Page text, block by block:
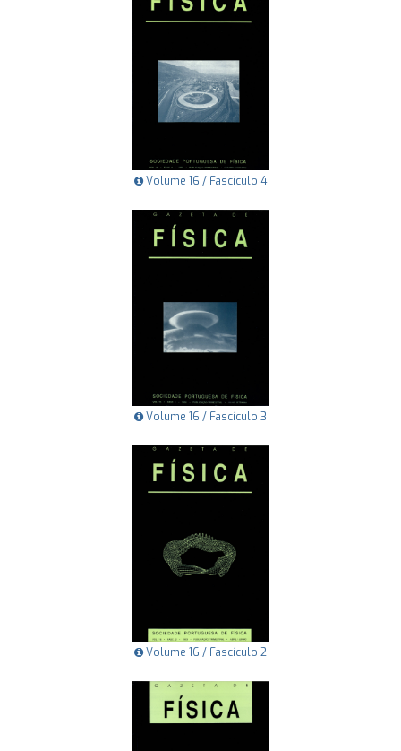
Volume 16 / Fascículo 4
Volume 16 / Fascículo 3
Volume 16 / Fascículo 2